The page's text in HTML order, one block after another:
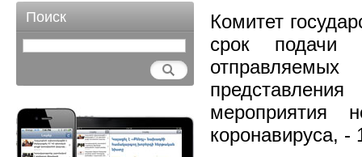
Поиск
Комитет
срок подачи
мероприятия
коронавируса, -